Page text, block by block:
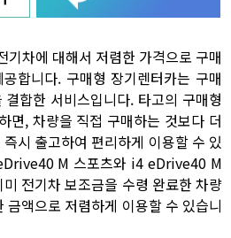
차에 대해서 저렴한 가격으로 구매
합니다. 구매형 장기렌터카는 구매
합한 서비스입니다. 타고의 구매형
면, 차량을 직접 구매하는 것보다 더
시 출고하여 편리하게 이용할 수 있
M 스포츠와 i4 eDrive40 M
전기차 보조금을 수령 완료한 차량
액으로 저렴하게 이용할 수 있습니